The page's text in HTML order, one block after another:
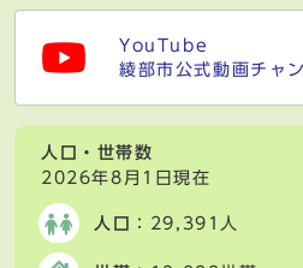
YouTube
綾部市公式動画チャ
人口・世帯数
2026年8月1日現在
人口 ：29,391人